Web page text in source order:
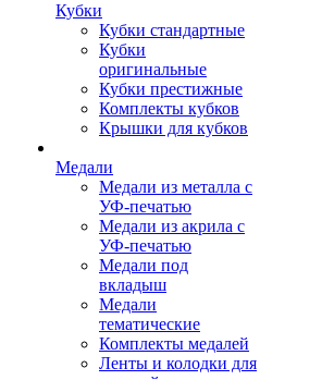
Кубки
Кубки стандартные
Кубки
оригинальные
Кубки престижные
Комплекты кубков
Крышки для кубков
Медали
Медали из металла с
УФ-печатью
Медали из акрила с
УФ-печатью
Медали под
вкладыш
Медали
тематические
Комплекты медалей
Ленты и колодки для